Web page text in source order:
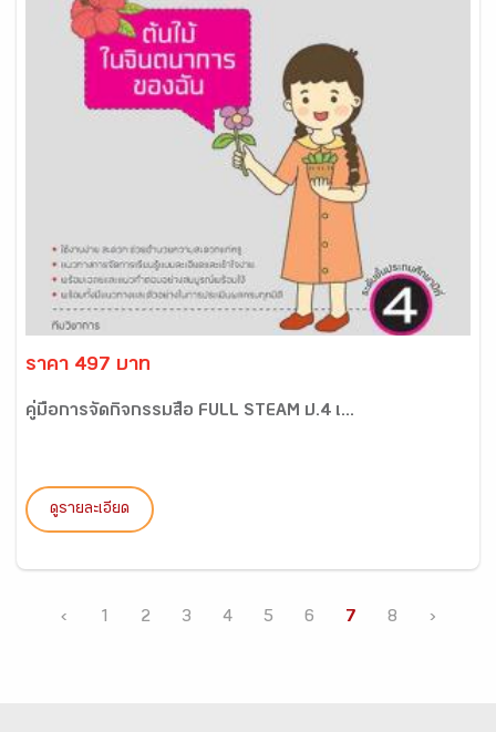
ราคา 497 บาท
คู่มือการจัดกิจกรรมสื่อ FULL STEAM ป.4 เ...
ดูรายละเอียด
‹ 1 2 3 4 5 6 7 8 ›